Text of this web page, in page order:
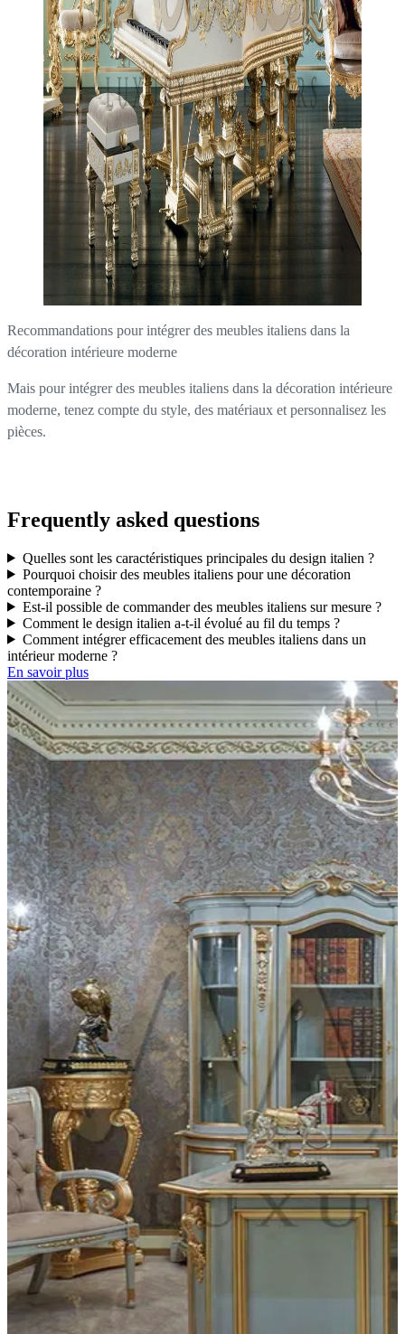
Recommandations pour intégrer des meubles italiens dans la
décoration intérieure moderne
Mais pour intégrer des meubles italiens dans la décoration intérieure
moderne, tenez compte du style, des matériaux et personnalisez les
pièces.
Frequently asked questions
Quelles sont les caractéristiques principales du design italien ?
Pourquoi choisir des meubles italiens pour une décoration
contemporaine ?
Est-il possible de commander des meubles italiens sur mesure ?
Comment le design italien a-t-il évolué au fil du temps ?
Comment intégrer efficacement des meubles italiens dans un
intérieur moderne ?
En savoir plus